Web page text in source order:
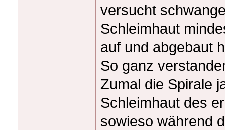
versucht
Schleimhaut
auf und abgebaut
So ganz
Zumal die Spirale
Schleimhaut des
sowieso während